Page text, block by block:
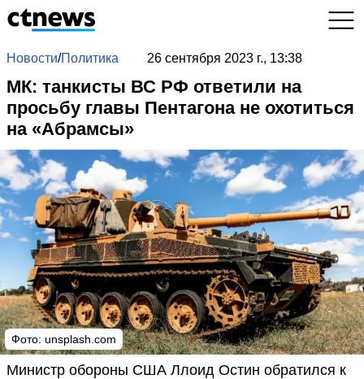
Новости/Политика 26 сентября 2023 г., 13:38
МК: танкисты ВС РФ ответили на
просьбу главы Пентагона не охотиться
на «Абрамсы»
Фото: unsplash.com
Министр обороны США Ллоид Остин обратился к